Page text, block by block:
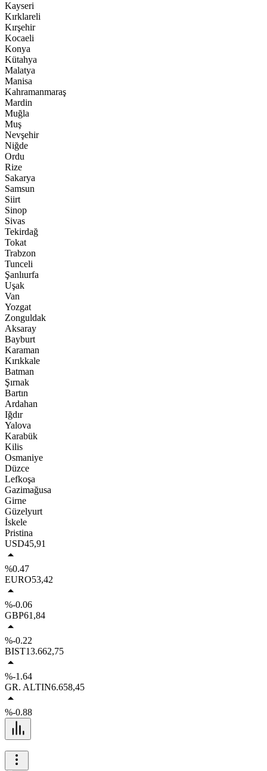
Kayseri
Kırklareli
Kırşehir
Kocaeli
Konya
Kütahya
Malatya
Manisa
Kahramanmaraş
Mardin
Muğla
Muş
Nevşehir
Niğde
Ordu
Rize
Sakarya
Samsun
Siirt
Sinop
Sivas
Tekirdağ
Tokat
Trabzon
Tunceli
Şanlıurfa
Uşak
Van
Yozgat
Zonguldak
Aksaray
Bayburt
Karaman
Kırıkkale
Batman
Şırnak
Bartın
Ardahan
Iğdır
Yalova
Karabük
Kilis
Osmaniye
Düzce
Lefkoşa
Gazimağusa
Girne
Güzelyurt
İskele
Pristina
USD45,91
%0.47
EURO53,42
%-0.06
GBP61,84
%-0.22
BIST13.662,75
%-1.64
GR. ALTIN6.658,45
%-0.88